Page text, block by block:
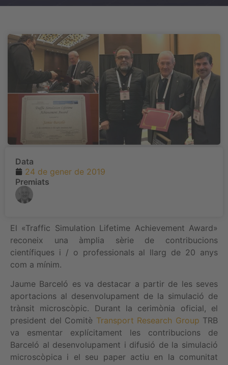
El «Traffic Simulation Lifetime Achievement Award»
reconeix una àmplia sèrie de contribucions
científiques i / o professionals al llarg de 20 anys
com a mínim.
Jaume Barceló es va destacar a partir de les seves
aportacions al desenvolupament de la simulació de
trànsit microscòpic. Durant la cerimònia oficial, el
president del Comitè Transport Research Group TRB
va esmentar explícitament les contribucions de
Barceló al desenvolupament i difusió de la simulació
microscòpica i el seu paper actiu en la comunitat
Data
24 de gener de 2019
Premiats